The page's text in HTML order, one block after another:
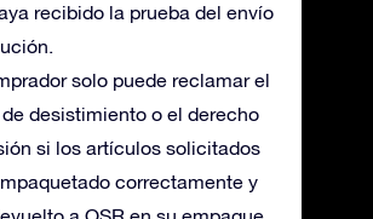
recibido la prueba del envío
solo puede reclamar el
desistimiento o el derecho
si los artículos solicitados
correctamente y